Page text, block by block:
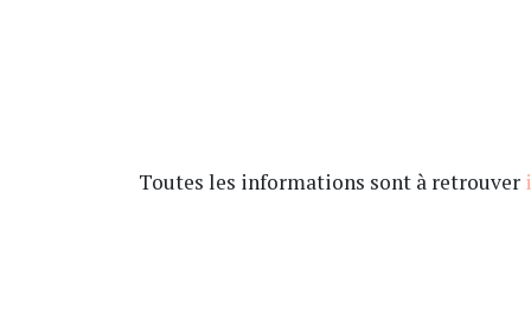
Toutes les informations sont à retrouver